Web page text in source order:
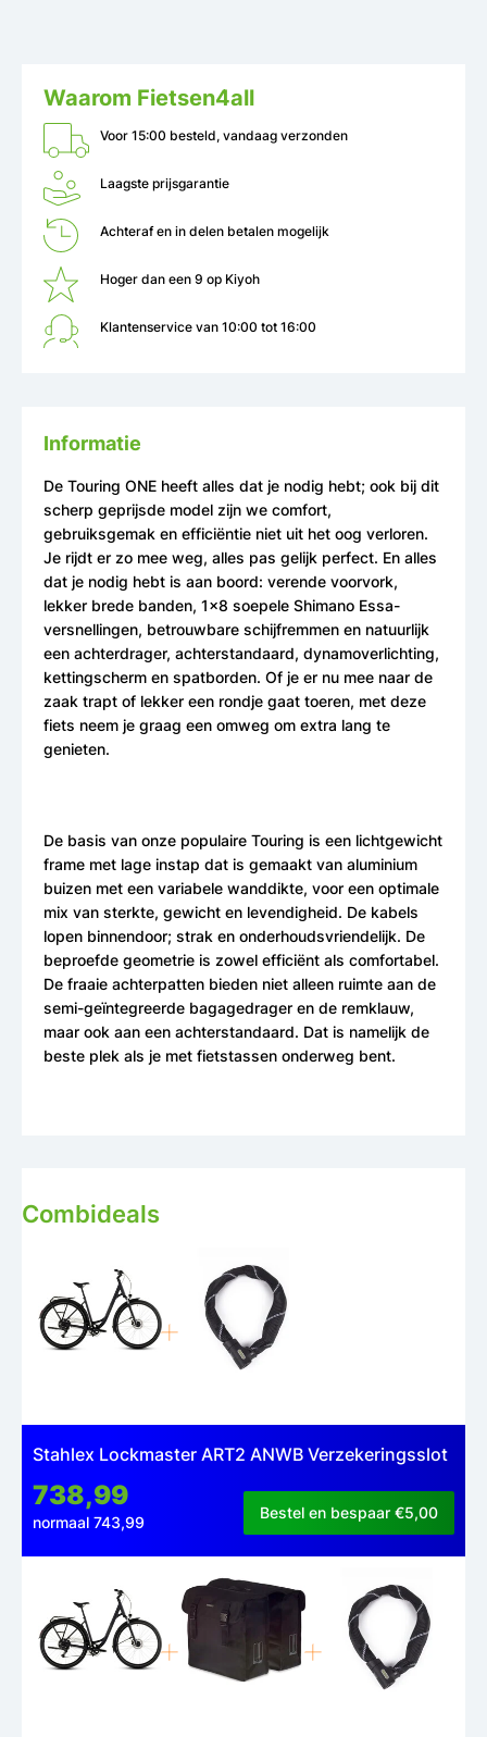
Waarom Fietsen4all
Voor 15:00 besteld, vandaag verzonden
Laagste prijsgarantie
Achteraf en in delen betalen mogelijk
Hoger dan een 9 op Kiyoh
Klantenservice van 10:00 tot 16:00
Combideals
Stahlex Lockmaster ART2 ANWB Verzekeringsslot
738,99
normaal 743,99
Bestel en bespaar €5,00
Informatie
De Touring ONE heeft alles dat je nodig hebt; ook bij dit
scherp geprijsde model zijn we comfort,
gebruiksgemak en efficiëntie niet uit het oog verloren.
Je rijdt er zo mee weg, alles pas gelijk perfect. En alles
dat je nodig hebt is aan boord: verende voorvork,
lekker brede banden, 1x8 soepele Shimano Essa-
versnellingen, betrouwbare schijfremmen en natuurlijk
een achterdrager, achterstandaard, dynamoverlichting,
kettingscherm en spatborden. Of je er nu mee naar de
zaak trapt of lekker een rondje gaat toeren, met deze
fiets neem je graag een omweg om extra lang te
genieten.
De basis van onze populaire Touring is een lichtgewicht
frame met lage instap dat is gemaakt van aluminium
buizen met een variabele wanddikte, voor een optimale
mix van sterkte, gewicht en levendigheid. De kabels
lopen binnendoor; strak en onderhoudsvriendelijk. De
beproefde geometrie is zowel efficiënt als comfortabel.
De fraaie achterpatten bieden niet alleen ruimte aan de
semi-geïntegreerde bagagedrager en de remklauw,
maar ook aan een achterstandaard. Dat is namelijk de
beste plek als je met fietstassen onderweg bent.